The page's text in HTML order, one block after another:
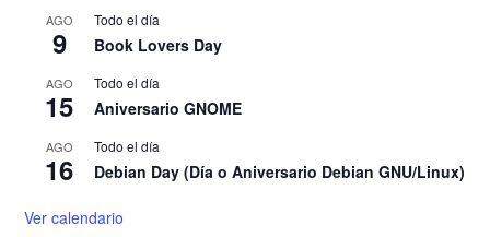
AGO
9
Todo el día
Book Lovers Day
AGO
15
Todo el día
Aniversario GNOME
AGO
16
Todo el día
Debian Day (Día o Aniversario Debian GNU/Linux)
Ver calendario